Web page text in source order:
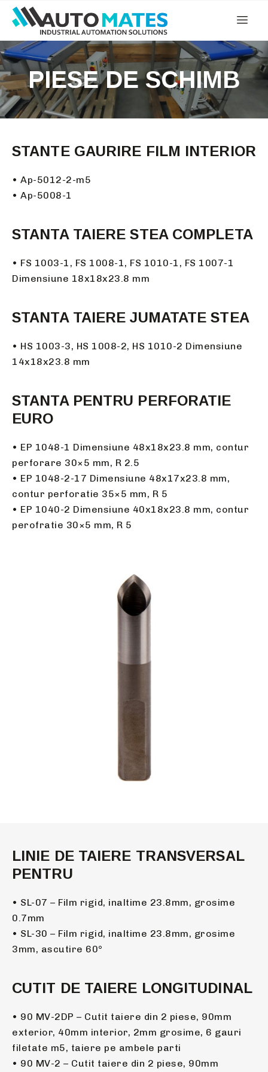
PIESE DE SCHIMB
STANTE GAURIRE FILM INTERIOR
• Ap-5012-2-m5
• Ap-5008-1
STANTA TAIERE STEA COMPLETA
• FS 1003-1, FS 1008-1, FS 1010-1, FS 1007-1
Dimensiune 18x18x23.8 mm
STANTA TAIERE JUMATATE STEA
• HS 1003-3, HS 1008-2, HS 1010-2 Dimensiune
14x18x23.8 mm
STANTA PENTRU PERFORATIE
EURO
• EP 1048-1 Dimensiune 48x18x23.8 mm, contur
perforare 30×5 mm, R 2.5
• EP 1048-2-17 Dimensiune 48x17x23.8 mm,
contur perforatie 35×5 mm, R 5
• EP 1040-2 Dimensiune 40x18x23.8 mm, contur
perofratie 30×5 mm, R 5
LINIE DE TAIERE TRANSVERSAL
PENTRU
• SL-07 – Film rigid, inaltime 23.8mm, grosime
0.7mm
• SL-30 – Film rigid, inaltime 23.8mm, grosime
3mm, ascutire 60°
CUTIT DE TAIERE LONGITUDINAL
• 90 MV-2DP – Cutit taiere din 2 piese, 90mm
exterior, 40mm interior, 2mm grosime, 6 gauri
filetate m5, taiere pe ambele parti
• 90 MV-2 – Cutit taiere din 2 piese, 90mm